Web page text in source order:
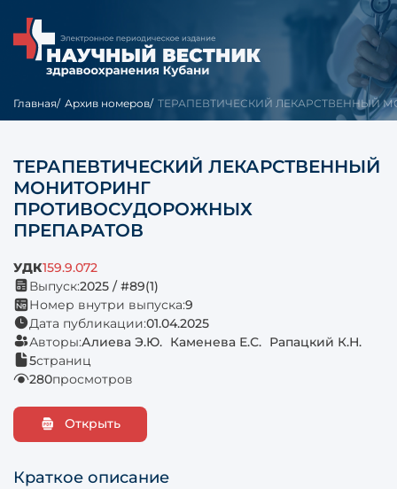
Главная Архив номеров ТЕРАПЕВТИЧЕСКИЙ ЛЕКАРСТВЕННЫЙ
ТЕРАПЕВТИЧЕСКИЙ ЛЕКАРСТВЕННЫЙ
МОНИТОРИНГ
ПРОТИВОСУДОРОЖНЫХ
ПРЕПАРАТОВ
УДК159.9.072
Выпуск:2025 / #89(1)
Номер внутри выпуска:9
Дата публикации:01.04.2025
Авторы:Алиева Э.Ю. Каменева Е.С. Рапацкий К.Н.
5страниц
280просмотров
Открыть
Краткое описание